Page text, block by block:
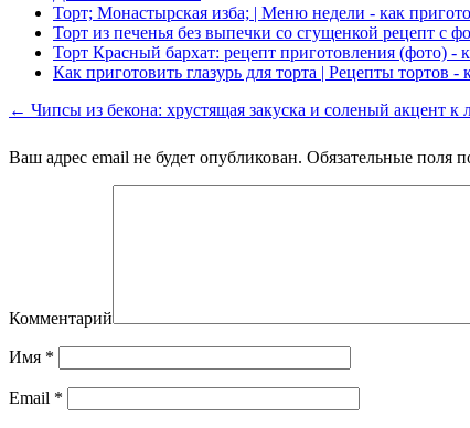
Торт; Монастырская изба; | Меню недели - как
Торт из печенья без выпечки со сгущенкой рецепт с
Торт Красный бархат: рецепт приготовления (фото) -
Как приготовить глазурь для торта | Рецепты тортов -
← Чипсы из бекона: хрустящая закуска и соленый акцент
Ваш адрес email не будет опубликован. Обязательные поля
Комментарий
Имя *
Email *